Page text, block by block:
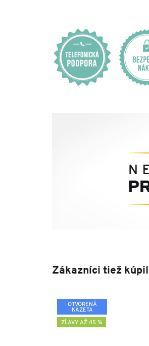
Zákazníci tiež
OTVORENÁ
KAZETA
ZĽAVY AŽ 45 %